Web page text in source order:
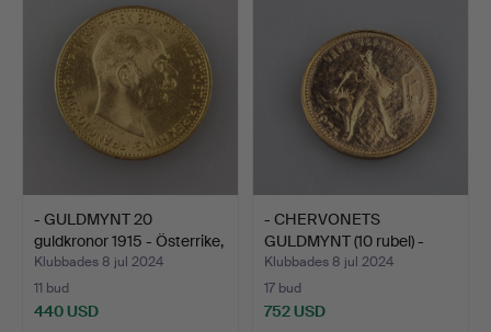
- GULDMYNT 20
guldkronor 1915 - Österrike,
…
Klubbades 8 jul 2024
11 bud
440 USD
- CHERVONETS
GULDMYNT (10 rubel) -
Sovjetu…
Klubbades 8 jul 2024
17 bud
752 USD